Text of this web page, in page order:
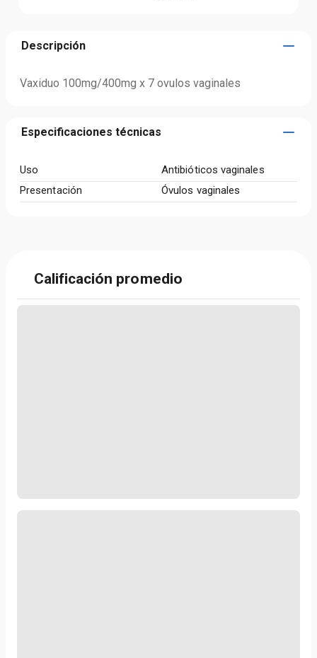
Descripción
Vaxiduo 100mg/400mg x 7 ovulos vaginales
Especificaciones técnicas
Uso
Antibióticos vaginales
Presentación
Óvulos vaginales
Calificación promedio